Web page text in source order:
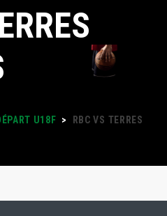
U18F >
RBC VS TERRES